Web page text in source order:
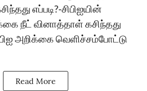
எப்படி?-சிபிஐயின்
நீட் வினாத்தாள் கசிந்தது
அறிக்கை வெளிச்சம்போட்டு
Read More